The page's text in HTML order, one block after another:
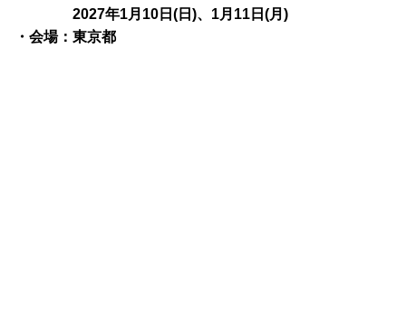
2027年1月10日(日)、1月11日(月)
・会場：東京都